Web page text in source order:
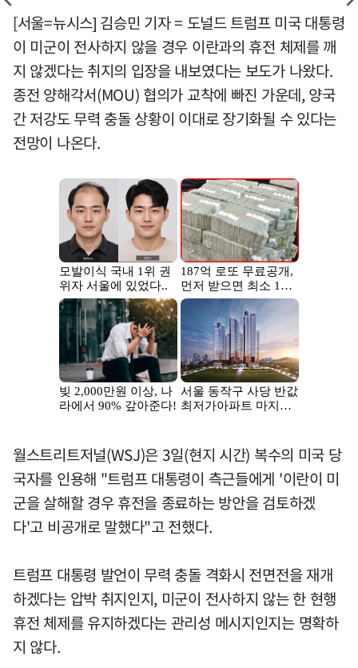
[서울=뉴시스] 김승민 기자 = 도널드 트럼프 미국 대통령
이 미군이 전사하지 않을 경우 이란과의 휴전 체제를 깨
지 않겠다는 취지의 입장을 내보였다는 보도가 나왔다.
종전 양해각서(MOU) 협의가 교착에 빠진 가운데, 양국
간 저강도 무력 충돌 상황이 이대로 장기화될 수 있다는
전망이 나온다.
월스트리트저널(WSJ)은 3일(현지 시간) 복수의 미국 당
국자를 인용해 "트럼프 대통령이 측근들에게 '이란이 미
군을 살해할 경우 휴전을 종료하는 방안을 검토하겠
다'고 비공개로 말했다"고 전했다.
트럼프 대통령 발언이 무력 충돌 격화시 전면전을 재개
하겠다는 압박 취지인지, 미군이 전사하지 않는 한 현행
휴전 체제를 유지하겠다는 관리성 메시지인지는 명확하
지 않다.